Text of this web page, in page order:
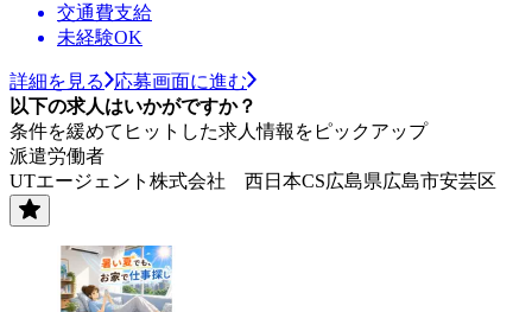
交通費支給
未経験OK
詳細を見る
応募画面に進む
以下の求人はいかがですか？
条件を緩めてヒットした求人情報をピックアップ
派遣労働者
UTエージェント株式会社 西日本CS広島県広島市安芸区